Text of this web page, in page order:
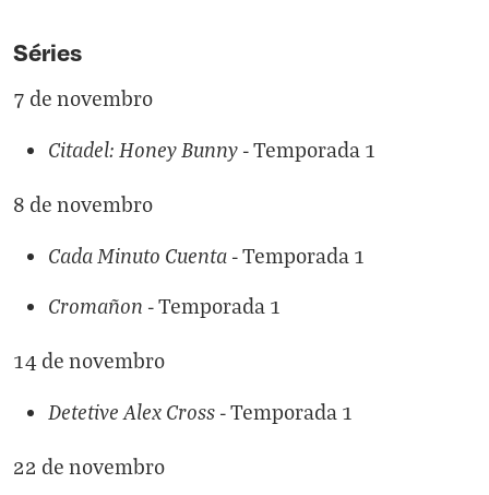
Séries
7 de novembro
Citadel: Honey Bunny - Temporada 1
8 de novembro
Cada Minuto Cuenta - Temporada 1
Cromañon - Temporada 1
14 de novembro
Detetive Alex Cross - Temporada 1
22 de novembro